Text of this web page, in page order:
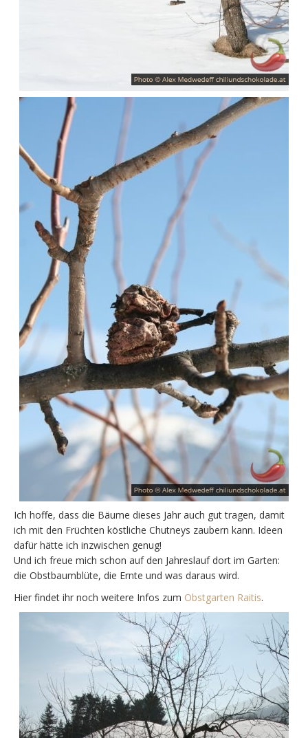
Ich hoffe, dass die Bäume dieses Jahr auch gut tragen, damit
ich mit den Früchten köstliche Chutneys zaubern kann. Ideen
dafür hätte ich inzwischen genug!
Und ich freue mich schon auf den Jahreslauf dort im Garten:
die Obstbaumblüte, die Ernte und was daraus wird.
Hier findet ihr noch weitere Infos zum Obstgarten Raitis.